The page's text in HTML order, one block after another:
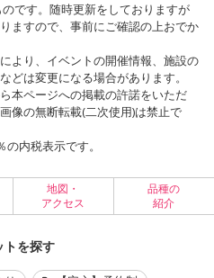
です。随時更新をしておりますが
ますので、事前にご確認の上おでか
より、イベントの開催情報、施設の
どは変更になる場合があります。
本ページへの掲載の許諾をいただ
像の無断転載(二次使用)は禁止で
内税表示です。
地図・
アクセス
品種の
紹介
トを探す